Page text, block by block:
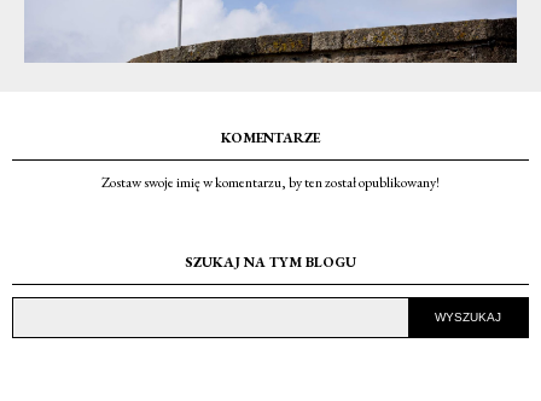
KOMENTARZE
Zostaw swoje imię w komentarzu, by ten został opublikowany!
SZUKAJ NA TYM BLOGU